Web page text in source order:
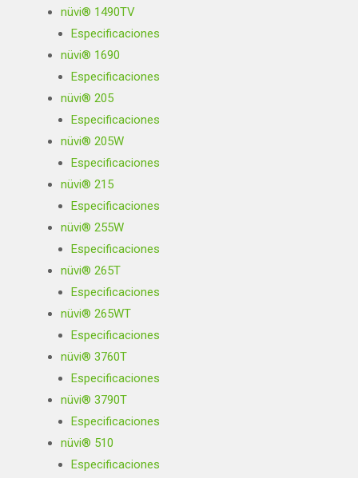
nüvi® 1490TV
Especificaciones
nüvi® 1690
Especificaciones
nüvi® 205
Especificaciones
nüvi® 205W
Especificaciones
nüvi® 215
Especificaciones
nüvi® 255W
Especificaciones
nüvi® 265T
Especificaciones
nüvi® 265WT
Especificaciones
nüvi® 3760T
Especificaciones
nüvi® 3790T
Especificaciones
nüvi® 510
Especificaciones